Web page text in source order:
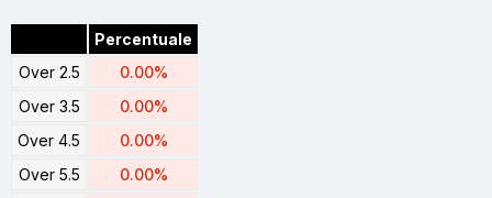
Percentuale
Over 2.5
0.00%
Over 3.5
0.00%
Over 4.5
0.00%
Over 5.5
0.00%